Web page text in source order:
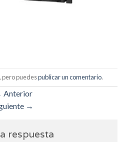
pero puedespublicar un comentario.
Anterior
→
respuesta